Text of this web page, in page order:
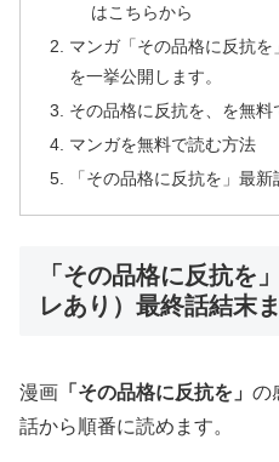
はこちらから
マンガ「その品格に反抗を
を一挙公開します。
その品格に反抗を、を無料
マンガを無料で読む方法
「その品格に反抗を」最
「その品格に反抗を
レあり）最終話結末ま
漫画 「 その品格に反抗を 」 の
話から順番に読めます。